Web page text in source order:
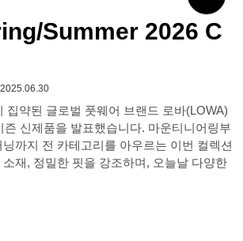
Summer 2026 C
2025.06.30
집약된 글로벌 풋웨어 브랜드 로바(LOWA)
즌 신제품을 발표했습니다. 마운티니어링부
까지 전 카테고리를 아우르는 이번 컬렉션
재, 정밀한 핏을 강조하며, 오늘날 다양한